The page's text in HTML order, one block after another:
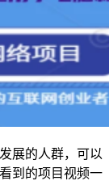
展的人群，可以
到的项目视频一